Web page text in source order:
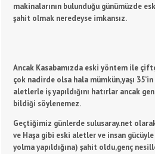
makinalarının bulunduğu günümüzde
şahit olmak neredeyse imkansız.
Ancak Kasabamızda eski yöntem ile
çok nadirde olsa hala mümkün,yaşı
aletlerle iş yapıldığını hatırlar ancak
bildiği söylenemez.
Geçtiğimiz günlerde sulusaray.net
ve Haşa gibi eski aletler ve insan
yolma yapıldığına) şahit oldu,genç